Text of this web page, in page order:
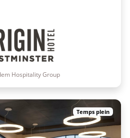
Hospitality Group
Temps plein